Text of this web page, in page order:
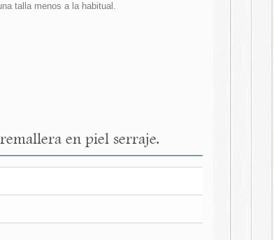
talla menos a la habitual.
en piel serraje.